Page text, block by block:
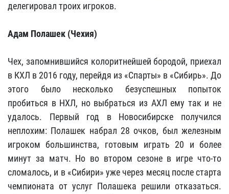
делегировал троих игроков.
Адам Полашек (Чехия)
Чех, запомнившийся колоритнейшей бородой, приехал
в КХЛ в 2016 году, перейдя из «Спарты» в «Сибирь». До
этого было несколько безуспешных попыток
пробиться в НХЛ, но выбраться из АХЛ ему так и не
удалось. Первый год в Новосибирске получился
неплохим: Полашек набрал 28 очков, был железным
игроком большинства, готовым играть 20 и более
минут за матч. Но во втором сезоне в игре что-то
сломалось, и в «Сибири» уже через месяц после старта
чемпионата от услуг Полашека решили отказаться.